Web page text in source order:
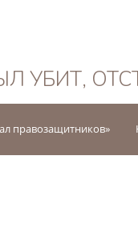
УБИТ,
правозащитников»